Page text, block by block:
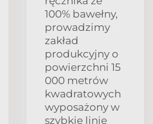
100% bawełny,
prowadzimy
zakład
produkcyjny o
powierzchni 15
000 metrów
kwadratowych
wyposażony w
szybkie linie